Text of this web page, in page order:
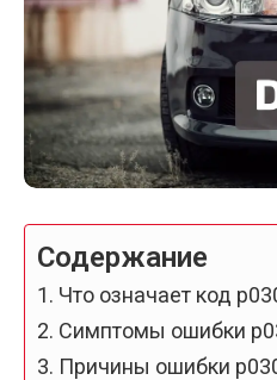
Содержание
Что означает код
Симптомы ошибки
Причины ошибки